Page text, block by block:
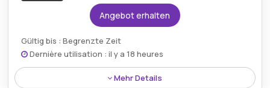
Angebot erhalten
Gültig bis : Begrenzte Zeit
Dernière utilisation : il y a 18 heures
Mehr Details